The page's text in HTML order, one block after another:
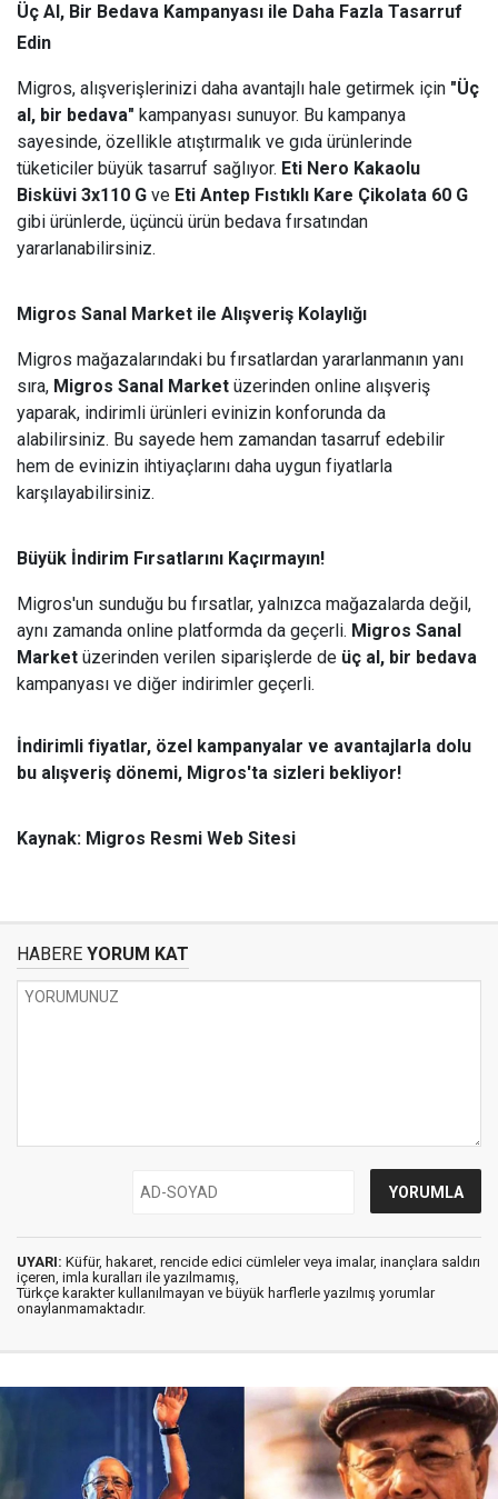
Üç Al, Bir Bedava Kampanyası ile Daha Fazla Tasarruf
Edin
Migros, alışverişlerinizi daha avantajlı hale getirmek için "Üç
al, bir bedava" kampanyası sunuyor. Bu kampanya
sayesinde, özellikle atıştırmalık ve gıda ürünlerinde
tüketiciler büyük tasarruf sağlıyor. Eti Nero Kakaolu
Bisküvi 3x110 G ve Eti Antep Fıstıklı Kare Çikolata 60 G
gibi ürünlerde, üçüncü ürün bedava fırsatından
yararlanabilirsiniz.
Migros Sanal Market ile Alışveriş Kolaylığı
Migros mağazalarındaki bu fırsatlardan yararlanmanın yanı
sıra, Migros Sanal Market üzerinden online alışveriş
yaparak, indirimli ürünleri evinizin konforunda da
alabilirsiniz. Bu sayede hem zamandan tasarruf edebilir
hem de evinizin ihtiyaçlarını daha uygun fiyatlarla
karşılayabilirsiniz.
Büyük İndirim Fırsatlarını Kaçırmayın!
Migros'un sunduğu bu fırsatlar, yalnızca mağazalarda değil,
aynı zamanda online platformda da geçerli. Migros Sanal
Market üzerinden verilen siparişlerde de üç al, bir bedava
kampanyası ve diğer indirimler geçerli.
İndirimli fiyatlar, özel kampanyalar ve avantajlarla dolu
bu alışveriş dönemi, Migros'ta sizleri bekliyor!
Kaynak: Migros Resmi Web Sitesi
HABERE YORUM KAT
UYARI: Küfür, hakaret, rencide edici cümleler veya imalar, inançlara saldırı
içeren, imla kuralları ile yazılmamış,
Türkçe karakter kullanılmayan ve büyük harflerle yazılmış yorumlar
onaylanmamaktadır.